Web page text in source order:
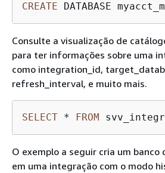
CREATE DATABASE
Consulte a visualização de
para ter informações sobre uma
como integration_id,
refresh_interval, e muito mais.
SELECT * FROM
O exemplo a seguir cria um banco
em uma integração com o modo